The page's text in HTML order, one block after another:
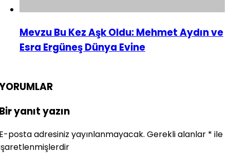
Mevzu Bu Kez Aşk Oldu: Mehmet Aydın ve
Esra Ergüneş Dünya Evine
yanıt yazın
posta adresiniz yayınlanmayacak. Gerekli alanlar * ile